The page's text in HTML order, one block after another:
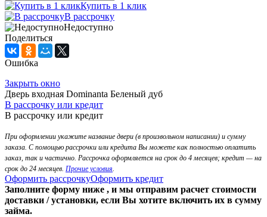
Купить в 1 клик
В рассрочку
Недоступно
Поделиться
Ошибка
Закрыть окно
Дверь входная Dominanta Беленый дуб
В рассрочку или кредит
В рассрочку или кредит
При оформлении укажите название двери (в произвольном написании) и сумму
заказа. С помощью рассрочки или кредита Вы можете как полностью оплатить
заказ, так и частично. Рассрочка оформляется на срок до 4 месяцев; кредит — на
срок до 24 месяцев. Прочие условия.
Оформить рассрочкуОформить кредит
Заполните форму ниже , и мы отправим расчет стоимости
доставки / установки, если Вы хотите включить их в сумму
займа.